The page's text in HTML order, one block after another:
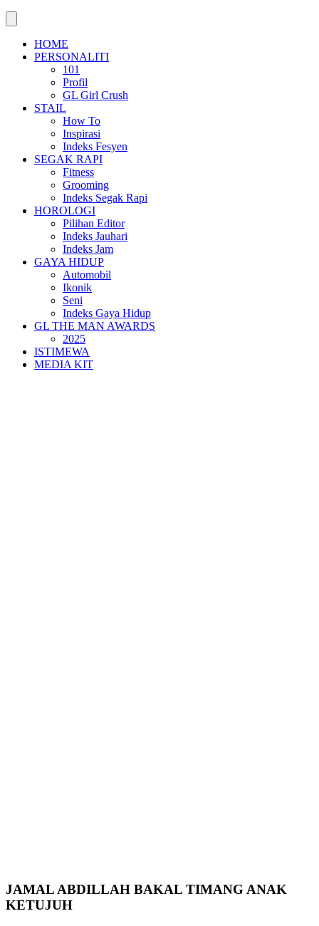
HOME
PERSONALITI
101
Profil
GL Girl Crush
STAIL
How To
Inspirasi
Indeks Fesyen
SEGAK RAPI
Fitness
Grooming
Indeks Segak Rapi
HOROLOGI
Pilihan Editor
Indeks Jauhari
Indeks Jam
GAYA HIDUP
Automobil
Ikonik
Seni
Indeks Gaya Hidup
GL THE MAN AWARDS
2025
ISTIMEWA
MEDIA KIT
JAMAL ABDILLAH BAKAL TIMANG ANAK
KETUJUH